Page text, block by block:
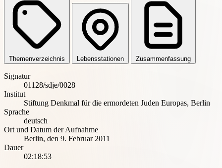
Themenverzeichnis Lebensstationen Zusammenfassung
Signatur
01128/sdje/0028
Institut
Stiftung Denkmal für die ermordeten Juden Europas, Berlin
Sprache
deutsch
Ort und Datum der Aufnahme
Berlin, den 9. Februar 2011
Dauer
02:18:53